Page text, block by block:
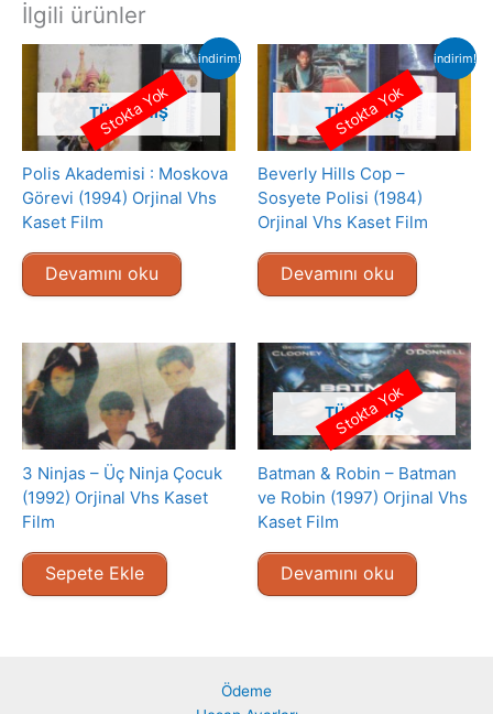
İlgili ürünler
indirim!
TÜKENMIŞ
Polis Akademisi : Moskova
Görevi (1994) Orjinal Vhs
Kaset Film
Devamını oku
Stokta Yok
indirim!
TÜKENMIŞ
Beverly Hills Cop –
Sosyete Polisi (1984)
Orjinal Vhs Kaset Film
Devamını oku
Stokta Yok
3 Ninjas – Üç Ninja Çocuk
(1992) Orjinal Vhs Kaset
Film
Sepete Ekle
TÜKENMIŞ
Batman & Robin – Batman
ve Robin (1997) Orjinal Vhs
Kaset Film
Devamını oku
Stokta Yok
Ödeme